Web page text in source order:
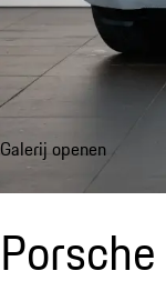
Galerij openen